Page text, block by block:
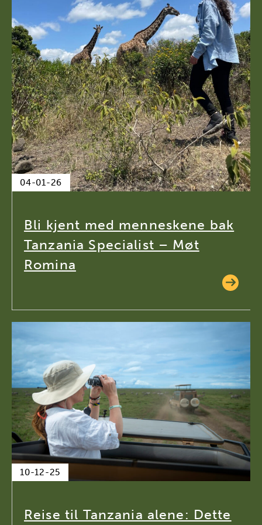
04-01-26
Bli kjent med menneskene bak
Tanzania Specialist – Møt
Romina
10-12-25
Reise til Tanzania alene: Dette